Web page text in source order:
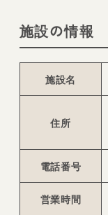
施設の情報
施設名
住所
電話番号
営業時間